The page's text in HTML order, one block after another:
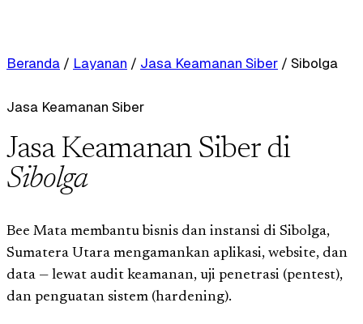
Beranda / Layanan / Jasa Keamanan Siber / Sibolga
Jasa Keamanan Siber
Jasa Keamanan Siber di
Sibolga
Bee Mata membantu bisnis dan instansi di Sibolga,
Sumatera Utara mengamankan aplikasi, website, dan
data — lewat audit keamanan, uji penetrasi (pentest),
dan penguatan sistem (hardening).